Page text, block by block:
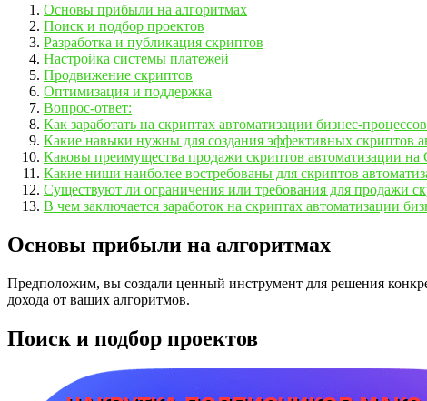
Основы прибыли на алгоритмах
Поиск и подбор проектов
Разработка и публикация скриптов
Настройка системы платежей
Продвижение скриптов
Оптимизация и поддержка
Вопрос-ответ:
Как заработать на скриптах автоматизации бизнес-
Какие навыки нужны для создания эффективных скриптов
Каковы преимущества продажи скриптов автоматизации на
Какие ниши наиболее востребованы для скриптов
Существуют ли ограничения или требования для продажи
В чем заключается заработок на скриптах автоматизации
Основы прибыли на алгоритмах
Предположим, вы создали ценный инструмент для решения
дохода от ваших алгоритмов.
Поиск и подбор проектов